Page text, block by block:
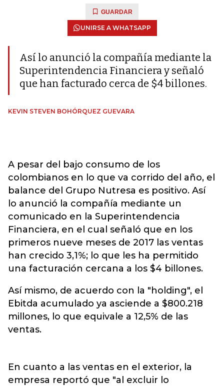
GUARDAR
UNIRSE A WHATSAPP
Así lo anunció la compañía mediante la
Superintendencia Financiera y señaló
que han facturado cerca de $4 billones.
KEVIN STEVEN BOHÓRQUEZ GUEVARA
A pesar del bajo consumo de los
colombianos en lo que va corrido del año, el
balance del Grupo Nutresa es positivo. Así
lo anunció la compañía mediante un
comunicado en la Superintendencia
Financiera, en el cual señaló que en los
primeros nueve meses de 2017 las ventas
han crecido 3,1%; lo que les ha permitido
una facturación cercana a los $4 billones.
Así mismo, de acuerdo con la "holding", el
Ebitda acumulado ya asciende a $800.218
millones, lo que equivale a 12,5% de las
ventas.
En cuanto a las ventas en el exterior, la
empresa reportó que "al excluir lo